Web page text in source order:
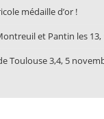
médaille d’or !
et Pantin les
Toulouse 3,4, 5